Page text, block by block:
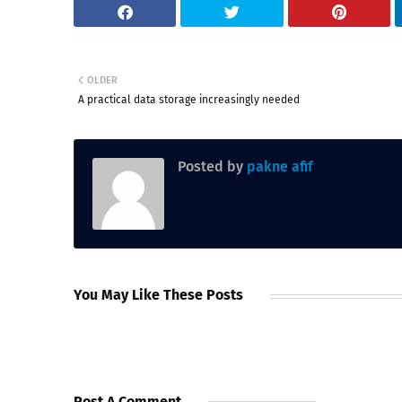
OLDER
A practical data storage increasingly needed
Posted by pakne afif
You May Like These Posts